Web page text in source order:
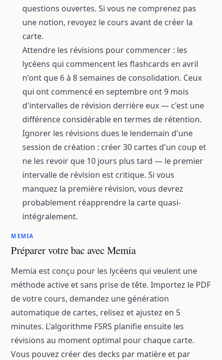
questions ouvertes. Si vous ne comprenez pas
une notion, revoyez le cours avant de créer la
carte.
Attendre les révisions pour commencer : les
lycéens qui commencent les flashcards en avril
n'ont que 6 à 8 semaines de consolidation. Ceux
qui ont commencé en septembre ont 9 mois
d'intervalles de révision derrière eux — c'est une
différence considérable en termes de rétention.
Ignorer les révisions dues le lendemain d'une
session de création : créer 30 cartes d'un coup et
ne les revoir que 10 jours plus tard — le premier
intervalle de révision est critique. Si vous
manquez la première révision, vous devrez
probablement réapprendre la carte quasi-
intégralement.
MEMIA
Préparer votre bac avec Memia
Memia est conçu pour les lycéens qui veulent une
méthode active et sans prise de tête. Importez le PDF
de votre cours, demandez une génération
automatique de cartes, relisez et ajustez en 5
minutes. L'algorithme FSRS planifie ensuite les
révisions au moment optimal pour chaque carte.
Vous pouvez créer des decks par matière et par